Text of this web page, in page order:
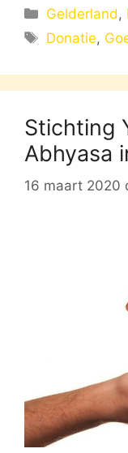
Categorieën
Gelderland ,
Tags
Donatie,
Stichting
Abhyasa
16 maart 2020